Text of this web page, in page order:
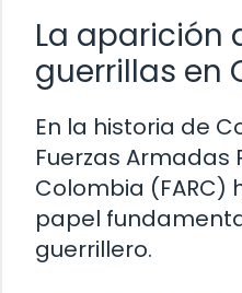
La aparición
guerrillas en
En la historia de
Fuerzas Armadas
Colombia (FARC)
papel
guerrillero.